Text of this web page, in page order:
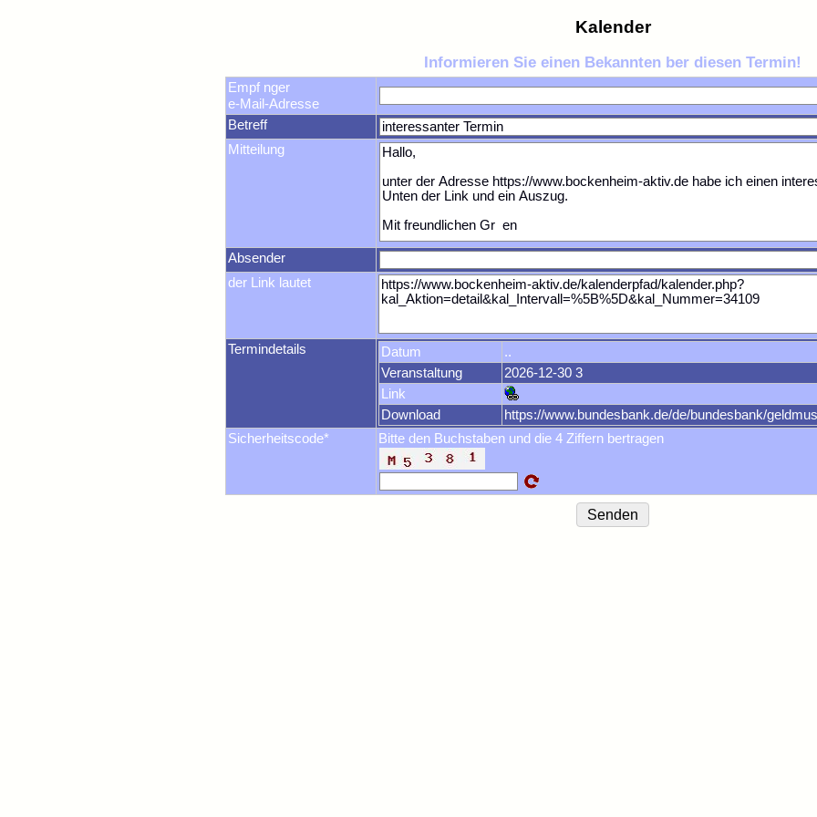
Kalender
Informieren Sie einen Bekannten ber diesen Termin!
Empf nger
e-Mail-Adresse
Betreff
Mitteilung
Absender
der Link lautet
Termindetails Datum
..
Veranstaltung
2026-12-30 3
Link
Download
https://www.bundesbank.de/de/bundesbank/
Sicherheitscode*
Bitte den Buchstaben und die 4 Ziffern bertragen